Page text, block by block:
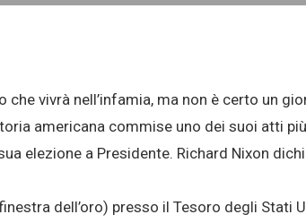
vivrà nell’infamia, ma non è certo un
americana commise uno dei suoi atti
elezione a Presidente. Richard Nixon
dell’oro) presso il Tesoro degli Stati